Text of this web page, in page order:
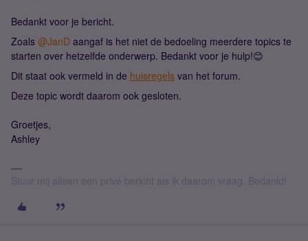
Bedankt voor je bericht.
Zoals @JanD aangaf is het niet de bedoeling meerdere topics te
starten over hetzelfde onderwerp. Bedankt voor je hulp!😊
Dit staat ook vermeld in de huisregels van het forum.
Deze topic wordt daarom ook gesloten.
Groetjes,
Ashley
Stuur mij alleen een privé bericht als ik daarom vraag. Bedankt!